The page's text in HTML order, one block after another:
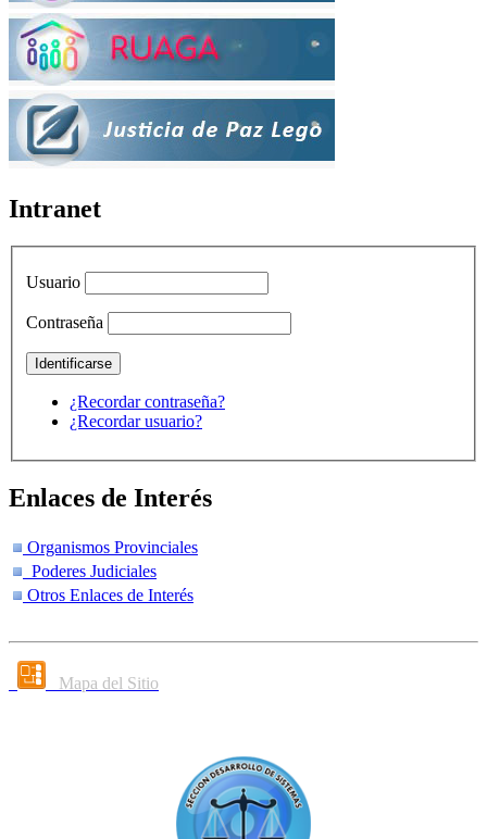
Intranet
Usuario
Contraseña
¿Recordar contraseña?
¿Recordar usuario?
Enlaces de Interés
Organismos Provinciales
Poderes Judiciales
Otros Enlaces de Interés
Mapa del Sitio